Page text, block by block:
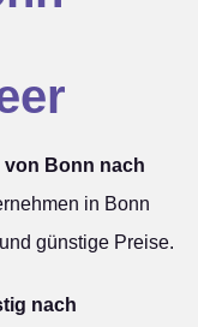
von Bonn nach
in Bonn
günstige Preise.
nach